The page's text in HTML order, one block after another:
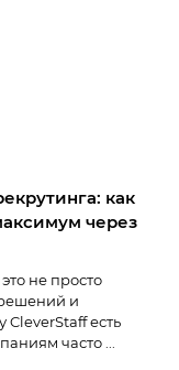
как
через
не просто
и
есть
часто ...